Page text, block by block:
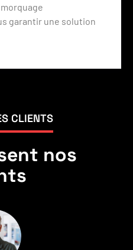
garantir une solution
CLIENTS
nos